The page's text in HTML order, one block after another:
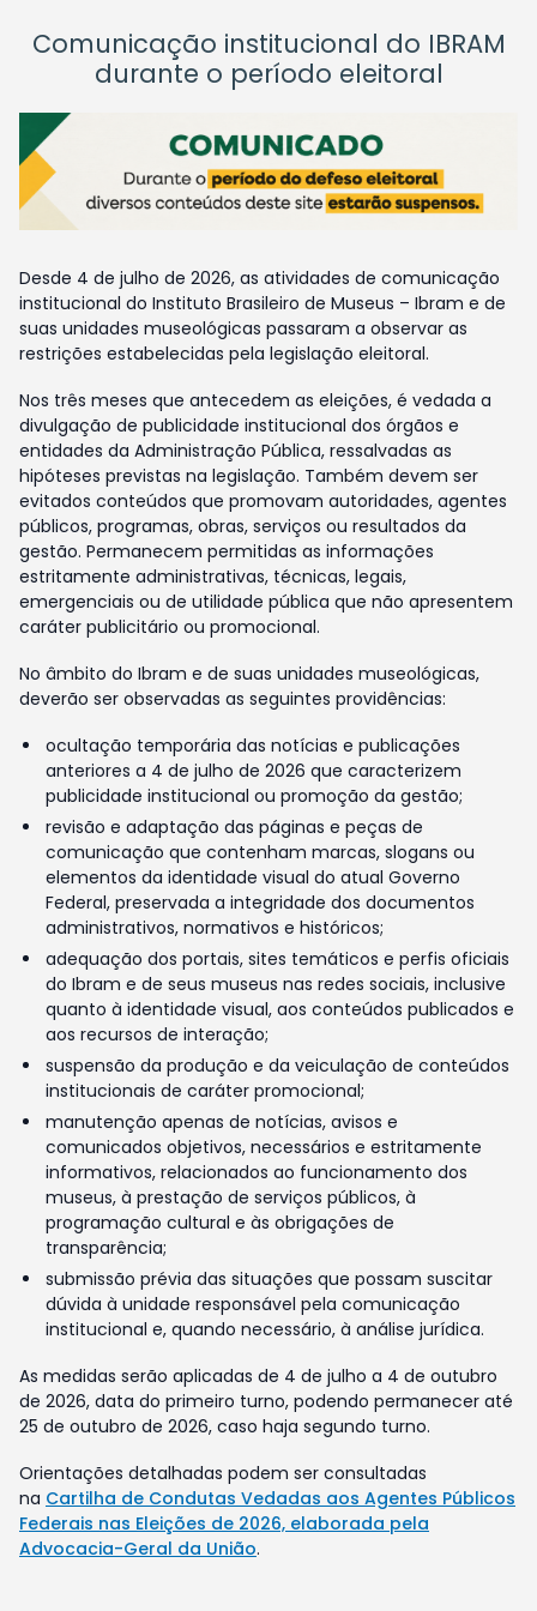
Comunicação institucional do IBRAM
durante o período eleitoral
Desde 4 de julho de 2026, as atividades de comunicação
institucional do Instituto Brasileiro de Museus – Ibram e de
suas unidades museológicas passaram a observar as
restrições estabelecidas pela legislação eleitoral.
Nos três meses que antecedem as eleições, é vedada a
divulgação de publicidade institucional dos órgãos e
entidades da Administração Pública, ressalvadas as
hipóteses previstas na legislação. Também devem ser
evitados conteúdos que promovam autoridades, agentes
públicos, programas, obras, serviços ou resultados da
gestão. Permanecem permitidas as informações
estritamente administrativas, técnicas, legais,
emergenciais ou de utilidade pública que não apresentem
caráter publicitário ou promocional.
No âmbito do Ibram e de suas unidades museológicas,
deverão ser observadas as seguintes providências:
ocultação temporária das notícias e publicações
anteriores a 4 de julho de 2026 que caracterizem
publicidade institucional ou promoção da gestão;
revisão e adaptação das páginas e peças de
comunicação que contenham marcas, slogans ou
elementos da identidade visual do atual Governo
Federal, preservada a integridade dos documentos
administrativos, normativos e históricos;
adequação dos portais, sites temáticos e perfis oficiais
do Ibram e de seus museus nas redes sociais, inclusive
quanto à identidade visual, aos conteúdos publicados e
aos recursos de interação;
suspensão da produção e da veiculação de conteúdos
institucionais de caráter promocional;
manutenção apenas de notícias, avisos e
comunicados objetivos, necessários e estritamente
informativos, relacionados ao funcionamento dos
museus, à prestação de serviços públicos, à
programação cultural e às obrigações de
transparência;
submissão prévia das situações que possam suscitar
dúvida à unidade responsável pela comunicação
institucional e, quando necessário, à análise jurídica.
As medidas serão aplicadas de 4 de julho a 4 de outubro
de 2026, data do primeiro turno, podendo permanecer até
25 de outubro de 2026, caso haja segundo turno.
Orientações detalhadas podem ser consultadas
na Cartilha de Condutas Vedadas aos Agentes Públicos
Federais nas Eleições de 2026, elaborada pela
Advocacia-Geral da União.